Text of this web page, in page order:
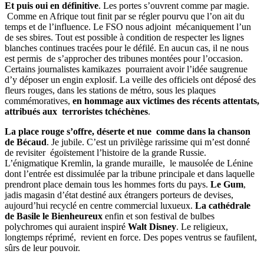
Et puis oui en définitive. Les portes s’ouvrent comme par magie.
Comme en Afrique tout finit par se régler pourvu que l’on ait du
temps et de l’influence. Le FSO nous adjoint mécaniquement l’un
de ses sbires. Tout est possible à condition de respecter les lignes
blanches continues tracées pour le défilé. En aucun cas, il ne nous
est permis de s’approcher des tribunes montées pour l’occasion.
Certains journalistes kamikazes pourraient avoir l’idée saugrenue
d’y déposer un engin explosif. La veille des officiels ont déposé des
fleurs rouges, dans les stations de métro, sous les plaques
commémoratives, en hommage aux victimes des récents attentats,
attribués aux terroristes tchéchènes.
La place rouge s’offre, déserte et nue comme dans la chanson
de Bécaud. Je jubile. C’est un privilège rarissime qui m’est donné
de revisiter égoïstement l’histoire de la grande Russie.
L’énigmatique Kremlin, la grande muraille, le mausolée de Lénine
dont l’entrée est dissimulée par la tribune principale et dans laquelle
prendront place demain tous les hommes forts du pays. Le Gum,
jadis magasin d’état destiné aux étrangers porteurs de devises,
aujourd’hui recyclé en centre commercial luxueux. La cathédrale
de Basile le Bienheureux enfin et son festival de bulbes
polychromes qui auraient inspiré Walt Disney. Le religieux,
longtemps réprimé, revient en force. Des popes ventrus se faufilent,
sûrs de leur pouvoir.